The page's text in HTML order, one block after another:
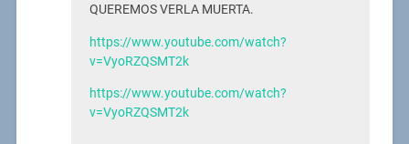
QUEREMOS VERLA MUERTA.
https://www.youtube.com/watch?
v=VyoRZQSMT2k
https://www.youtube.com/watch?
v=VyoRZQSMT2k